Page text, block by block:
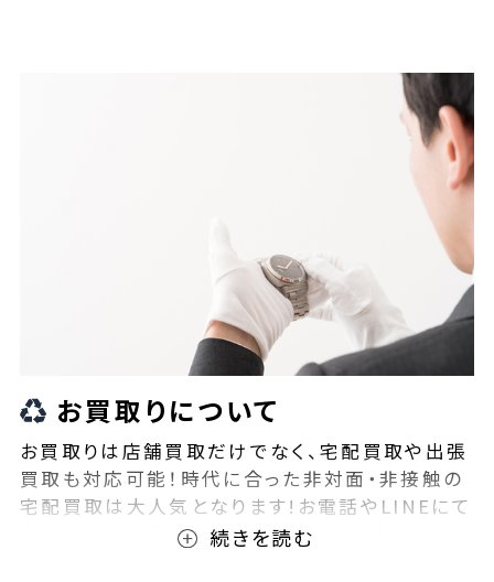
お買取りについて
お買取りは店舗買取だけでなく、宅配買取や出張
買取も対応可能！時代に合った非対面・非接触の
宅配買取は大人気となります!お電話やLINEにて
事前査定が可能となっております！また無料の宅